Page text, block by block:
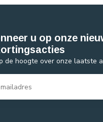
u op onze
de hoogte over onze laatste